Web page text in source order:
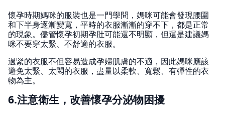
懷孕時期媽咪的服裝也是一門學問，媽咪可能會發現腰圍
和下半身逐漸變寬，平時的衣服漸漸的穿不下，都是正常
的現象。儘管懷孕初期孕肚可能還不明顯，但還是建議媽
咪不要穿太緊、不舒適的衣服。
過緊的衣服不但容易造成孕婦肌膚的不適，因此媽咪應該
避免太緊、太悶的衣服，盡量以柔軟、寬鬆、有彈性的衣
物為主。
6.注意衛生，改善懷孕分泌物困擾